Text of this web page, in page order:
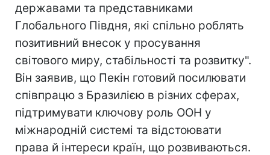
державами та представниками
Глобального Півдня, які спільно роблять
позитивний внесок у просування
світового миру, стабільності та розвитку".
Він заявив, що Пекін готовий посилювати
співпрацю з Бразилією в різних сферах,
підтримувати ключову роль ООН у
міжнародній системі та відстоювати
права й інтереси країн, що розвиваються.